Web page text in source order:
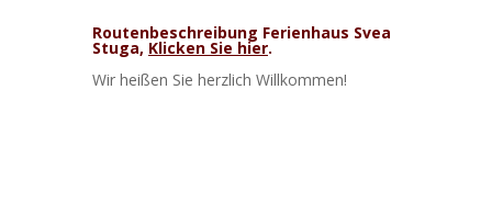
Routenbeschreibung Ferienhaus Svea
Stuga, Klicken Sie hier.
Wir heißen Sie herzlich Willkommen!